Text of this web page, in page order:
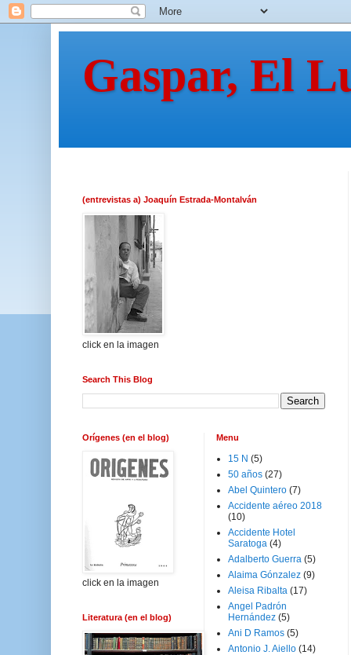
Gaspar, El
(entrevistas a) Joaquín Estrada-Montalván
click en la imagen
Search This Blog
Orígenes (en el blog)
click en la imagen
Literatura (en el blog)
Menu
15 N (5)
50 años (27)
Abel Quintero (7)
Accidente aéreo 2018
(10)
Accidente Hotel
Saratoga (4)
Adalberto Guerra (5)
Alaima Gónzalez (9)
Aleisa Ribalta (17)
Angel Padrón
Hernández (5)
Ani D Ramos (5)
Antonio J. Aiello (14)